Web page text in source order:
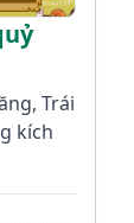
Trái
kích